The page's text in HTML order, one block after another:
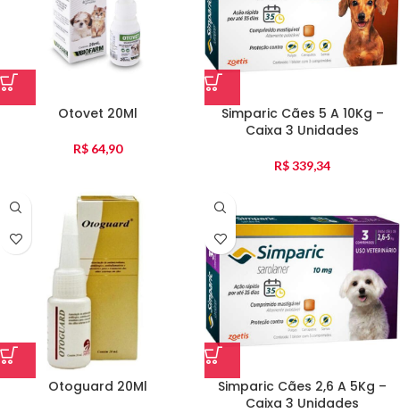
Otovet 20Ml
R$ 64,90
Simparic Cães 5 A 10Kg –
Caixa 3 Unidades
R$339,34
Otoguard 20Ml
Simparic Cães 2,6 A 5Kg –
Caixa 3 Unidades